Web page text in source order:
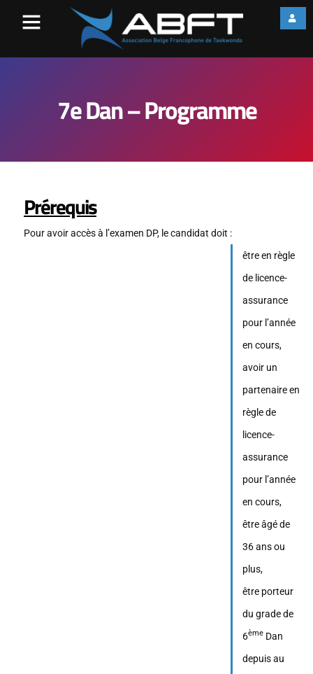
7e Dan – Programme
Prérequis
Pour avoir accès à l’examen DP, le candidat doit :
être en règle
de licence-
assurance
pour l’année
en cours,
avoir un
partenaire en
règle de
licence-
assurance
pour l’année
en cours,
être âgé de
36 ans ou
plus,
être porteur
du grade de
6ème Dan
depuis au